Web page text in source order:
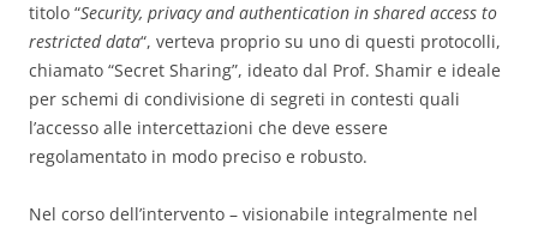
titolo “Security, privacy and authentication in shared access to
restricted data“, verteva proprio su uno di questi protocolli,
chiamato “Secret Sharing”, ideato dal Prof. Shamir e ideale
per schemi di condivisione di segreti in contesti quali
l’accesso alle intercettazioni che deve essere
regolamentato in modo preciso e robusto.
Nel corso dell’intervento – visionabile integralmente nel